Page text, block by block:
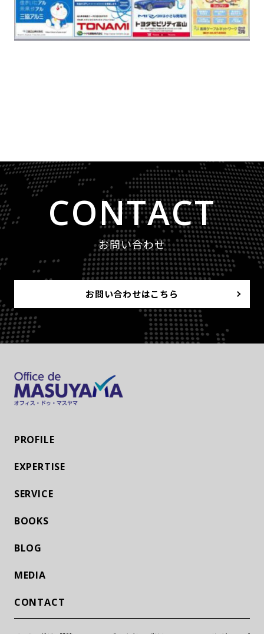
CONTACT
お問い合わせ
お問い合わせはこちら
PROFILE
EXPERTISE
SERVICE
BOOKS
BLOG
MEDIA
CONTACT